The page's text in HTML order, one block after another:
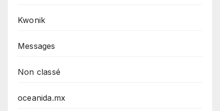
Kwonik
Messages
Non classé
oceanida.mx